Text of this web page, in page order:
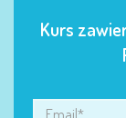
Kurs